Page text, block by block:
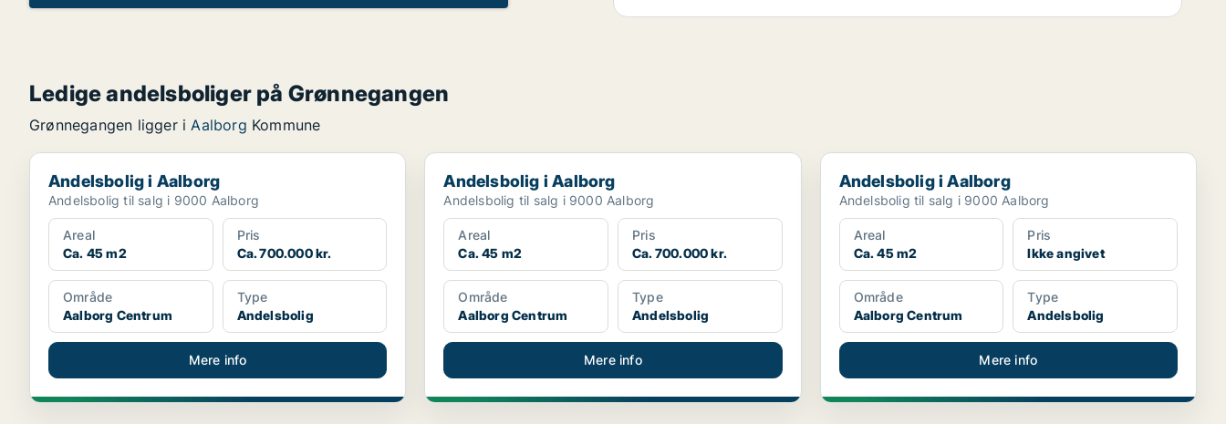
Ledige andelsboliger på Grønnegangen
Grønnegangen ligger iAalborg Kommune
Andelsbolig i Aalborg
Andelsbolig i Aalborg
Andelsbolig til salg i 9000 Aalborg
Areal
Ca. 45 m2
Pris
Ca. 700.000 kr.
Område
Aalborg Centrum
Type
Andelsbolig
Mere info
Andelsbolig i Aalborg
Andelsbolig i Aalborg
Andelsbolig til salg i 9000 Aalborg
Areal
Ca. 45 m2
Pris
Ca. 700.000 kr.
Område
Aalborg Centrum
Type
Andelsbolig
Mere info
Andelsbolig i Aalborg
Andelsbolig i Aalborg
Andelsbolig til salg i 9000 Aalborg
Areal
Ca. 45 m2
Pris
Ikke angivet
Område
Aalborg Centrum
Type
Andelsbolig
Mere info